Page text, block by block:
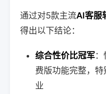
通过对5款主流AI客服
得出以下结论：
综合性价比冠军
费版功能完整，
业